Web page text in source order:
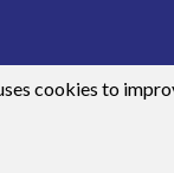
cookies to